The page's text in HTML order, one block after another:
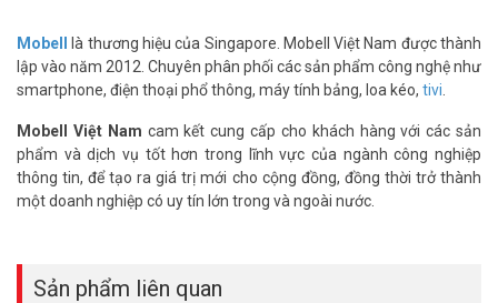
Quạt cánh 12 lá công nghệ Rapido lưu chuyển không khí nhiệt
mạnh hơn, cho các bè mặt thực phẩm chính đều hơn. Nút xoay cơ
thao tác đơn giản người lớn tuổi nhỏ tuổi cũng có thể sử dụng.
Mobell là thương hiệu của Singapore. Mobell Việt Nam được thành
lập vào năm 2012. Chuyên phân phối các sản phẩm công nghệ như
smartphone, điện thoại phổ thông, máy tính bảng, loa kéo, tivi
Mobell Việt Nam cam kết cung cấp cho khách hàng với các sản
phẩm và dịch vụ tốt hơn trong lĩnh vực của ngành công nghiệp
thông tin, để tạo ra giá trị mới cho cộng đồng, đồng thời trở thành
một doanh nghiệp có uy tín lớn trong và ngoài nước.
Sản phẩm liên quan